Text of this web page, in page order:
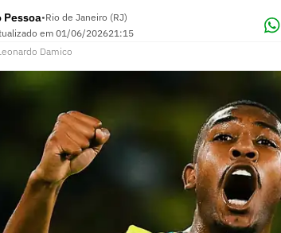
Pessoa•Rio de Janeiro (RJ)
em01/06/202621:15
Damico